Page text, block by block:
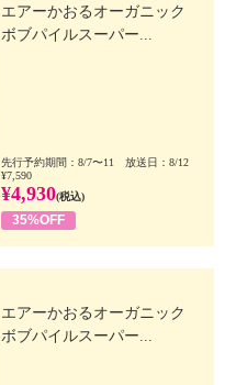
エアーかおるオーガニック
ボブパイルスーパー...
先行予約期間：8/7〜11 放送日：8/12
¥7,590
¥4,930(税込)
35%OFF
エアーかおるオーガニック
ボブパイルスーパー...